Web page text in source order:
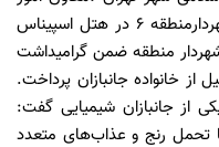
فرهنگی و اجتماعی شهرداری تهران و شهردارمنطقه 6 در هتل اسپیناس
منطقه ضمن گرامیداشت
خانواده جانبازان پرداخت.
از جانبازان شیمیایی گفت:
تحمل رنج و عذاب‌های متعدد